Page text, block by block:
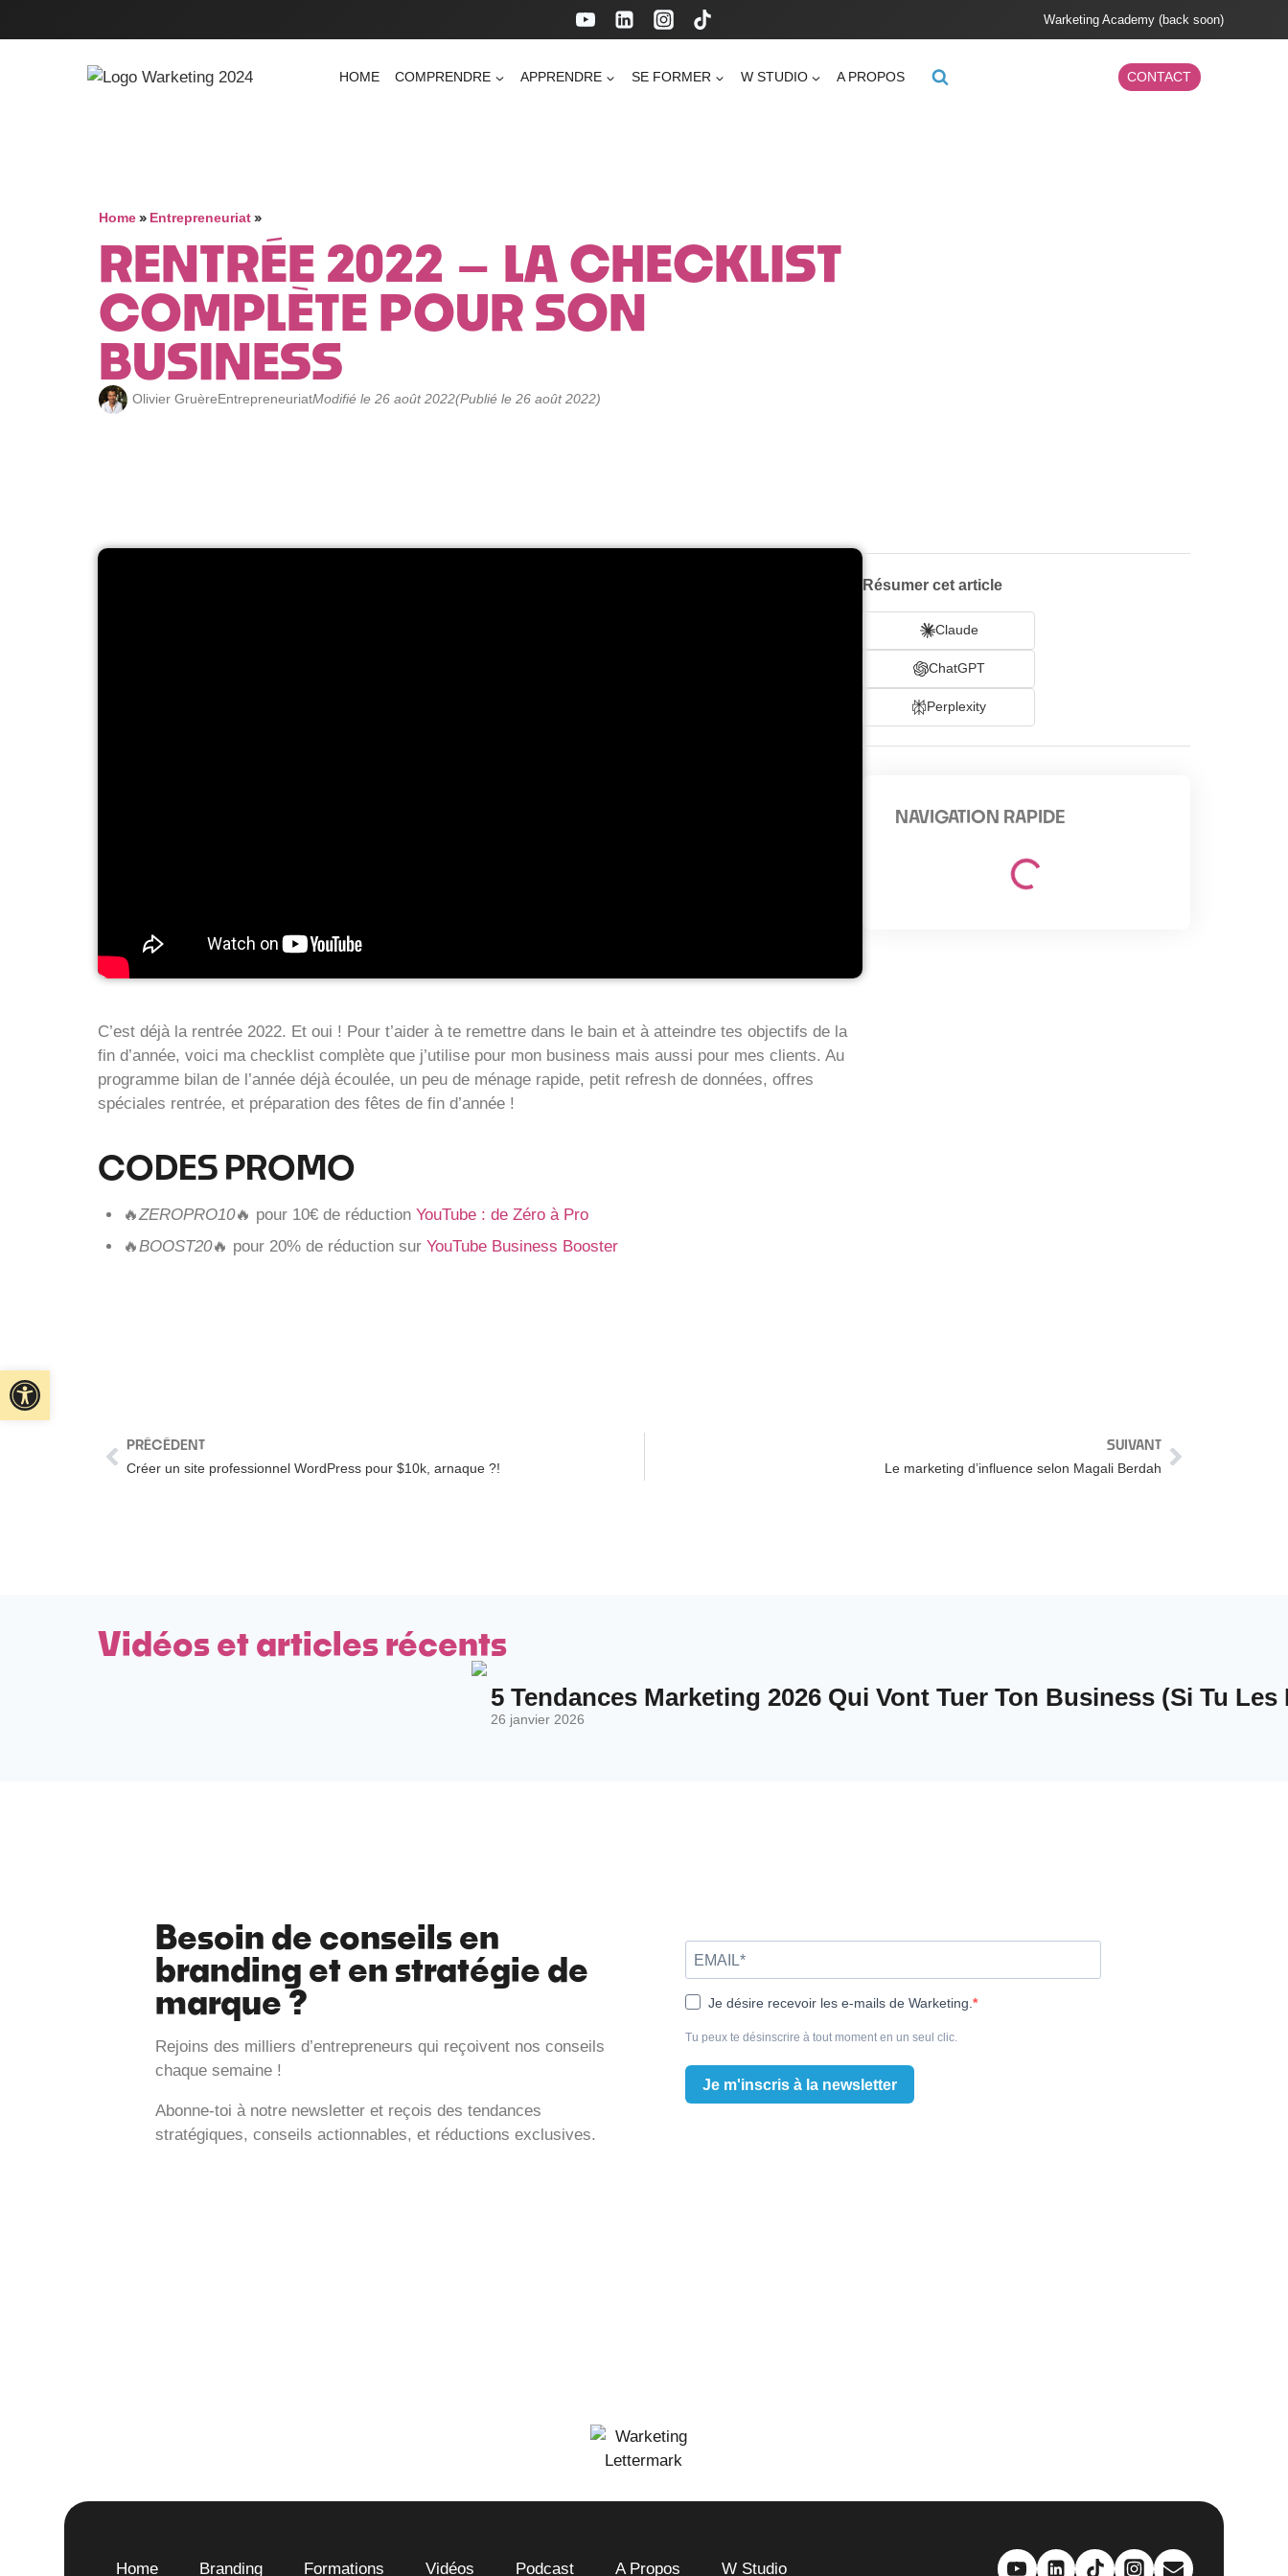
Warketing Academy (back soon)
HOME COMPRENDRE APPRENDRE SE FORMER W STUDIO A PROPOS CONTACT
Home» Entrepreneuriat»
RENTRÉE 2022 – LA CHECKLIST
COMPLÈTE POUR SON
BUSINESS
Olivier GruèreEntrepreneuriatModifié le 26 août 2022(Publié le 26 août 2022)
C’est déjà la rentrée 2022. Et oui ! Pour t’aider à te remettre dans le bain et à atteindre tes objectifs de la
fin d’année, voici ma checklist complète que j’utilise pour mon business mais aussi pour mes clients. Au
programme bilan de l’année déjà écoulée, un peu de ménage rapide, petit refresh de données, offres
spéciales rentrée, et préparation des fêtes de fin d’année !
CODES PROMO
🔥ZEROPRO10🔥 pour 10€ de réduction YouTube : de Zéro à Pro
🔥BOOST20🔥 pour 20% de réduction sur YouTube Business Booster
Résumer cet article
Claude
ChatGPT
Perplexity
NAVIGATION RAPIDE
PRÉCÉDENT
Créer un site professionnel WordPress pour $10k, arnaque ?!
SUIVANT
Le marketing d’influence selon Magali Berdah
Vidéos et articles récents
5 Tendances Marketing 2026 Qui Vont Tuer Ton Business (Si Tu Les
26 janvier 2026
Besoin de conseils en
branding et en stratégie de
marque ?
Rejoins des milliers d’entrepreneurs qui reçoivent nos conseils
chaque semaine !
Abonne-toi à notre newsletter et reçois des tendances
stratégiques, conseils actionnables, et réductions exclusives.
Je désire recevoir les e-mails de Warketing.
Tu peux te désinscrire à tout moment en un seul clic.
Je m'inscris à la newsletter
Home Branding Formations Vidéos Podcast A Propos W Studio
Ouvrir la barre d’outils